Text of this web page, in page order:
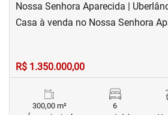
Nossa Senhora Aparecida |
Casa à venda no Nossa Senhora
R$ 1.350.000,00
300,00 m²
6